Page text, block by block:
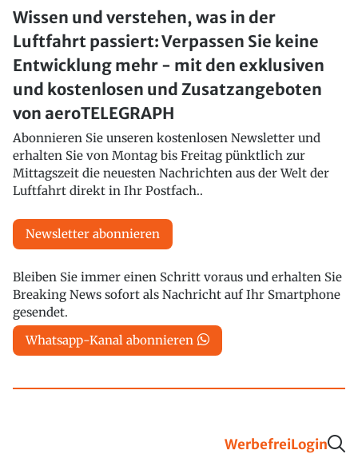
Wissen und verstehen, was in der
Luftfahrt passiert: Verpassen Sie keine
Entwicklung mehr - mit den exklusiven
und kostenlosen und Zusatzangeboten
von aeroTELEGRAPH
Abonnieren Sie unseren kostenlosen Newsletter und
erhalten Sie von Montag bis Freitag pünktlich zur
Mittagszeit die neuesten Nachrichten aus der Welt der
Luftfahrt direkt in Ihr Postfach..
Newsletter abonnieren
Bleiben Sie immer einen Schritt voraus und erhalten Sie
Breaking News sofort als Nachricht auf Ihr Smartphone
gesendet.
Whatsapp-Kanal abonnieren
WerbefreiLogin